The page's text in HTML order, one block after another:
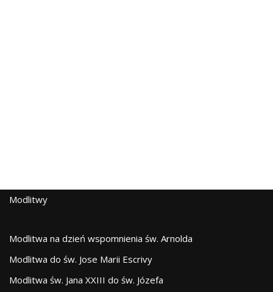
Modlitwy
Modlitwa na dzień wspomnienia św. Arnolda
Modlitwa do św. Jose Marii Escrivy
Modlitwa św. Jana XXIII do św. Józefa